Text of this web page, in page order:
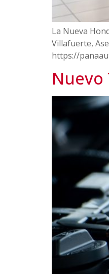
La Nueva
Villafuerte,
https://
Nuevo